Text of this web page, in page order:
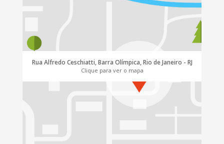
Rua Alfredo Ceschiatti, Barra Olímpica, Rio de Janeiro - RJ
Clique para ver o mapa